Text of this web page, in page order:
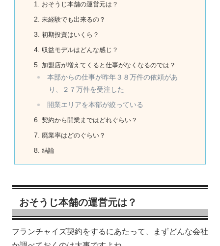
おそうじ本舗の運営元は？
未経験でも出来るの？
初期投資はいくら？
収益モデルはどんな感じ？
加盟店が増えてくると仕事がなくなるのでは？
本部からの仕事が昨年３８万件の依頼があ
り、２７万件を受注した
開業エリアを本部が絞っている
契約から開業まではどれぐらい？
廃業率はどのぐらい？
結論
おそうじ本舗の運営元は？
フランチャイズ契約をするにあたって、まずどんな会社